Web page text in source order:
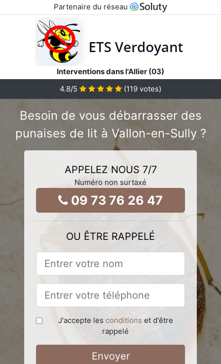
Partenaire du réseau
Interventions dans l'Allier (03)
4.8/5 (119 votes)
Besoin de vous débarrasser des
punaises de lit à Vallon-en-Sully ?
APPELEZ NOUS 7/7
Numéro non surtaxé
09 73 76 26 47
OU ÊTRE RAPPELÉ
J'accepte les conditions et d'être
rappelé
Envoyer